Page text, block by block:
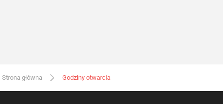
Strona główna Godziny otwarcia